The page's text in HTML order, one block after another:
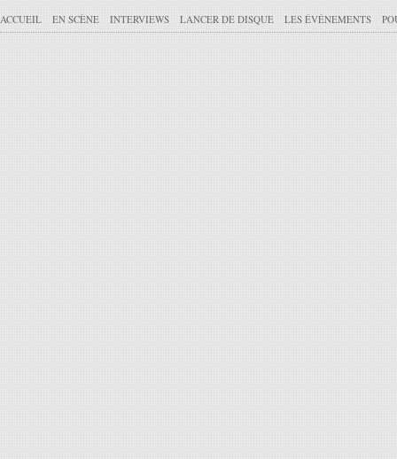
ACCUEIL EN SCÈNE INTERVIEWS LANCER DE DISQUE LES ÉVÉNEMENTS